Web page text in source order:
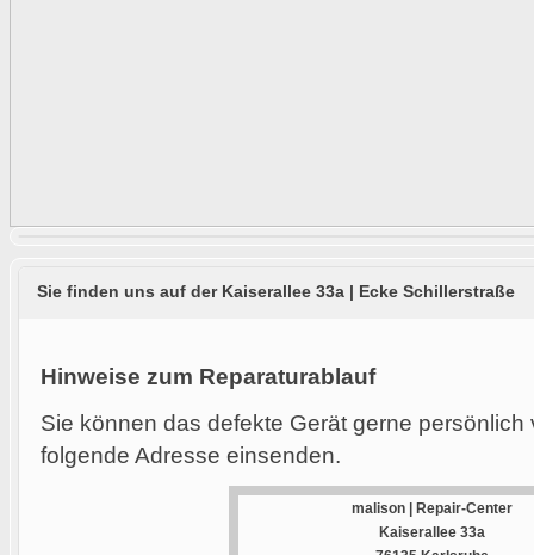
Sie finden uns auf der Kaiserallee 33a | Ecke Schillerstraße
Hinweise zum Reparaturablauf
Sie können das defekte Gerät gerne
folgende Adresse einsenden.
malison | Repair-Center
Kaiserallee 33a